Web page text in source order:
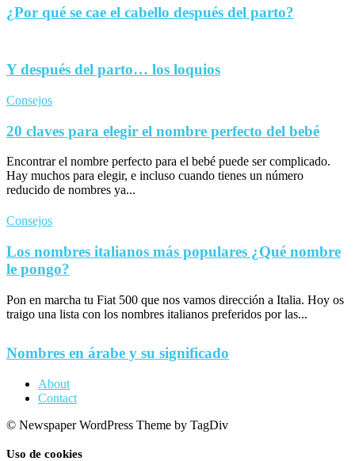
¿Por qué se cae el cabello después del parto?
Y después del parto… los loquios
Consejos
20 claves para elegir el nombre perfecto del bebé
Encontrar el nombre perfecto para el bebé puede ser complicado.
Hay muchos para elegir, e incluso cuando tienes un número
reducido de nombres ya...
Consejos
Los nombres italianos más populares ¿Qué nombre
le pongo?
Pon en marcha tu Fiat 500 que nos vamos dirección a Italia. Hoy os
traigo una lista con los nombres italianos preferidos por las...
Nombres en árabe y su significado
About
Contact
© Newspaper WordPress Theme by TagDiv
Uso de cookies